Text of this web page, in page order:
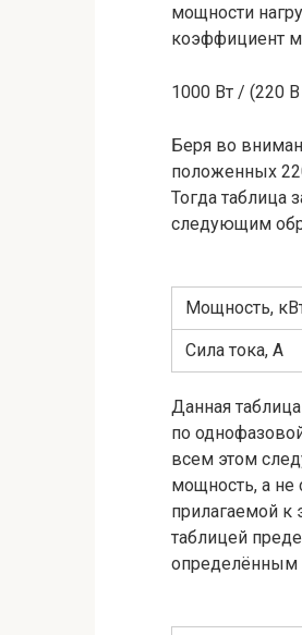
мощности
коэффициент
1000 Вт / (220
Беря во
положенных
Тогда таблица
следующим
Мощность,
Сила тока, А
Данная
по
всем этом
мощность, а
прилагаемой к
таблицей
определённым